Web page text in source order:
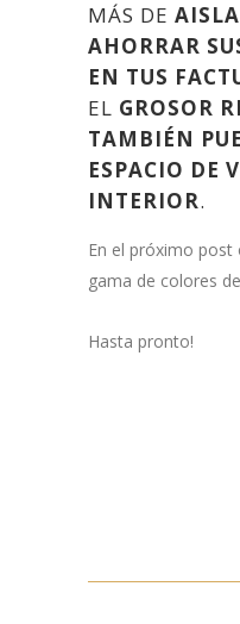
MÁS DE
AHORRAR
EN TUS
EL GROSOR
TAMBIÉN
ESPACIO DE
INTERIOR.
En el próximo
gama de colores
Hasta pronto!